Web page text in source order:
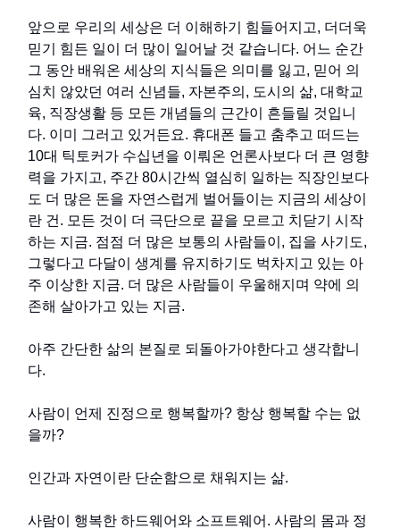
앞으로 우리의 세상은 더 이해하기 힘들어지고, 더더욱
믿기 힘든 일이 더 많이 일어날 것 같습니다. 어느 순간
그 동안 배워온 세상의 지식들은 의미를 잃고, 믿어 의
심치 않았던 여러 신념들, 자본주의, 도시의 삶, 대학교
육, 직장생활 등 모든 개념들의 근간이 흔들릴 것입니
다. 이미 그러고 있거든요. 휴대폰 들고 춤추고 떠드는
10대 틱토커가 수십년을 이뤄온 언론사보다 더 큰 영향
력을 가지고, 주간 80시간씩 열심히 일하는 직장인보다
도 더 많은 돈을 자연스럽게 벌어들이는 지금의 세상이
란 건. 모든 것이 더 극단으로 끝을 모르고 치닫기 시작
하는 지금. 점점 더 많은 보통의 사람들이, 집을 사기도,
그렇다고 다달이 생계를 유지하기도 벅차지고 있는 아
주 이상한 지금. 더 많은 사람들이 우울해지며 약에 의
존해 살아가고 있는 지금.
아주 간단한 삶의 본질로 되돌아가야한다고 생각합니
다.
사람이 언제 진정으로 행복할까? 항상 행복할 수는 없
을까?
인간과 자연이란 단순함으로 채워지는 삶.
사람이 행복한 하드웨어와 소프트웨어. 사람의 몸과 정